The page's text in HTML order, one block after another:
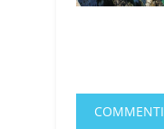
COMMENTI